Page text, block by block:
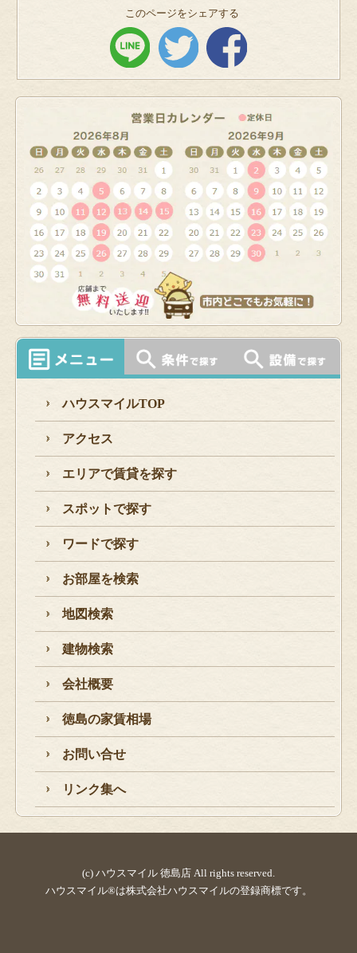
このページをシェアする
ハウスマイルTOP
アクセス
エリアで賃貸を探す
スポットで探す
ワードで探す
お部屋を検索
地図検索
建物検索
会社概要
徳島の家賃相場
お問い合せ
リンク集へ
(c) ハウスマイル 徳島店 All rights reserved.
ハウスマイル®は株式会社ハウスマイルの登録商標です。